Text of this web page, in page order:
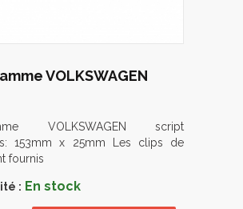
VOLKSWAGEN
VOLKSWAGEN script
153mm x 25mm Les clips de
fournis
: En stock